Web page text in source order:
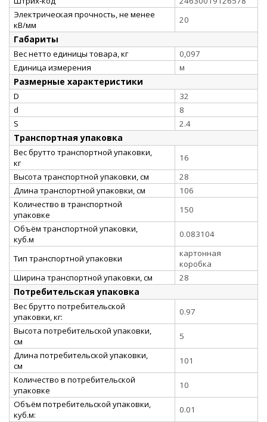
Электрическая прочность, не менее
кВ/мм
20
Габариты
Вес нетто единицы товара, кг
0,097
Единица измерения
м
Размерные характеристики
D
32
d
8
S
2.4
Транспортная упаковка
Вес брутто транспортной упаковки,
кг
16
Высота транспортной упаковки, см
28
Длина транспортной упаковки, см
106
Количество в транспортной
упаковке
150
Объём транспортной упаковки,
куб.м
0.083104
Тип транспортной упаковки
картонная
коробка
Ширина транспортной упаковки, см
28
Потребительская упаковка
Вес брутто потребительской
упаковки, кг:
0.97
Высота потребительской упаковки,
см
5
Длина потребительской упаковки,
см
101
Количество в потребительской
упаковке
10
Объём потребительской упаковки,
куб.м:
0.01